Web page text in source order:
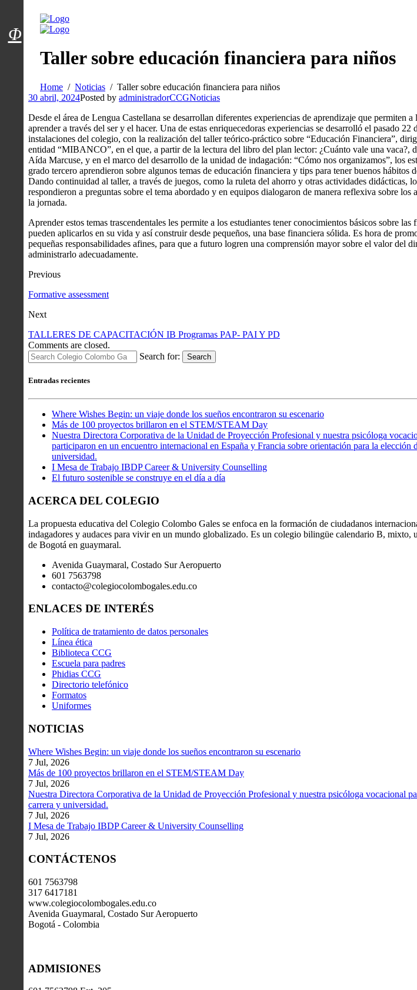
Menú usuarios
Taller sobre educación financiera para niños
Home Noticias
Taller sobre educación financiera para niños
30 abril, 2024Posted by administradorCCGNoticias
Desde el área de Lengua Castellana se desarrollan diferentes experiencias de aprendizaje que permiten a
aprender a través del ser y el hacer. Una de estas enriquecedoras experiencias se desarrolló el pasado 22
instalaciones del colegio, con la realización del taller teórico-práctico sobre “Educación Financiera”,
entidad “MIBANCO”, en el que, a partir de la lectura del libro del plan lector: ¿Cuánto vale una vaca?,
Aída Marcuse, y en el marco del desarrollo de la unidad de indagación: “Cómo nos organizamos”, los
grado tercero aprendieron sobre algunos temas de educación financiera y tips para tener buenos hábitos
Dando continuidad al taller, a través de juegos, como la ruleta del ahorro y otras actividades didácticas,
respondieron a preguntas sobre el tema abordado y en equipos dialogaron de manera reflexiva sobre los
la jornada.
Aprender estos temas trascendentales les permite a los estudiantes tener conocimientos básicos sobre las
pueden aplicarlos en su vida y así construir desde pequeños, una base financiera sólida. Es hora de
pequeñas responsabilidades afines, para que a futuro logren una comprensión mayor sobre el valor del
administrarlo adecuadamente.
Previous
Formative assessment
Next
TALLERES DE CAPACITACIÓN IB Programas PAP- PAI Y PD
Comments are closed.
Search for:
Search
Entradas recientes
Where Wishes Begin: un viaje donde los sueños encontraron su escenario
Más de 100 proyectos brillaron en el STEM/STEAM Day
Nuestra Directora Corporativa de la Unidad de Proyección Profesional y nuestra psicóloga
participaron en un encuentro internacional en España y Francia sobre orientación para la elección
universidad.
I Mesa de Trabajo IBDP Career & University Counselling
El futuro sostenible se construye en el día a día
ACERCA DEL COLEGIO
La propuesta educativa del Colegio Colombo Gales se enfoca en la formación de ciudadanos
indagadores y audaces para vivir en un mundo globalizado. Es un colegio bilingüe calendario B, mixto,
de Bogotá en guaymaral.
Avenida Guaymaral, Costado Sur Aeropuerto
601 7563798
contacto@colegiocolombogales.edu.co
ENLACES DE INTERÉS
Política de tratamiento de datos personales
Línea ética
Biblioteca CCG
Escuela para padres
Phidias CCG
Directorio telefónico
Formatos
Uniformes
NOTICIAS
Where Wishes Begin: un viaje donde los sueños encontraron su escenario
7 Jul, 2026
Más de 100 proyectos brillaron en el STEM/STEAM Day
7 Jul, 2026
Nuestra Directora Corporativa de la Unidad de Proyección Profesional y nuestra psicóloga vocacional
carrera y universidad.
7 Jul, 2026
I Mesa de Trabajo IBDP Career & University Counselling
7 Jul, 2026
CONTÁCTENOS
601 7563798
317 6417181
www.colegiocolombogales.edu.co
Avenida Guaymaral, Costado Sur Aeropuerto
Bogotá - Colombia
ADMISIONES
Φ